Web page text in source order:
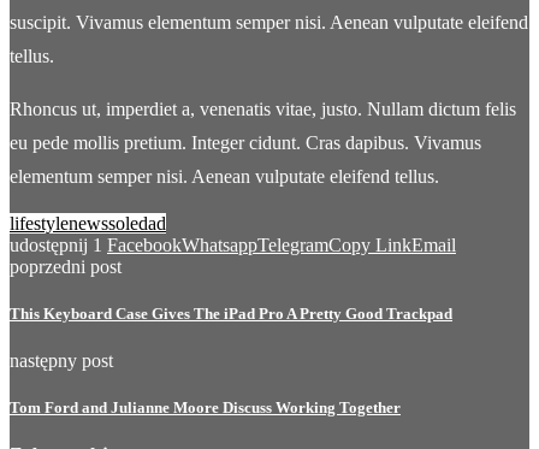
suscipit. Vivamus elementum semper nisi. Aenean vulputate eleifend
tellus.
Rhoncus ut, imperdiet a, venenatis vitae, justo. Nullam dictum felis
eu pede mollis pretium. Integer cidunt. Cras dapibus. Vivamus
elementum semper nisi. Aenean vulputate eleifend tellus.
lifestylenewssoledad
udostępnij 1 FacebookWhatsappTelegramCopy LinkEmail
poprzedni post
This Keyboard Case Gives The iPad Pro A Pretty Good Trackpad
następny post
Tom Ford and Julianne Moore Discuss Working Together